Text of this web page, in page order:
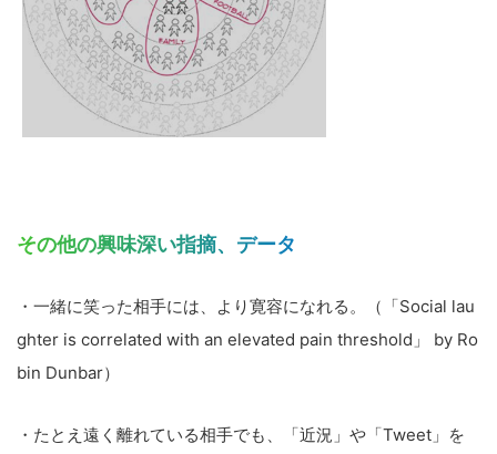
その他の興味深い指摘、データ
・一緒に笑った相手には、より寛容になれる。（「Social lau
ghter is correlated with an elevated pain threshold」 by Ro
bin Dunbar）
・たとえ遠く離れている相手でも、「近況」や「Tweet」を